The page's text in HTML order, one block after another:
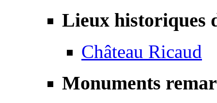
Lieux historiques
Château Ricaud
Monuments